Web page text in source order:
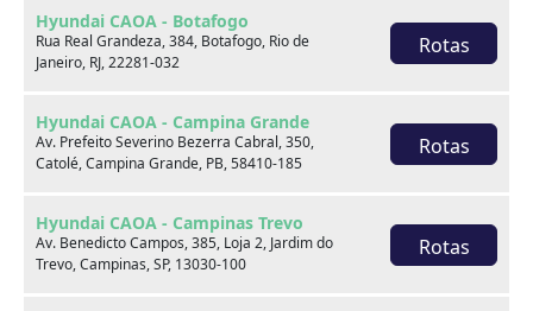
Hyundai CAOA - Botafogo
Rua Real Grandeza, 384, Botafogo, Rio de
Janeiro, RJ, 22281-032
Rotas
Hyundai CAOA - Campina Grande
Av. Prefeito Severino Bezerra Cabral, 350,
Catolé, Campina Grande, PB, 58410-185
Rotas
Hyundai CAOA - Campinas Trevo
Av. Benedicto Campos, 385, Loja 2, Jardim do
Trevo, Campinas, SP, 13030-100
Rotas
Consórcio